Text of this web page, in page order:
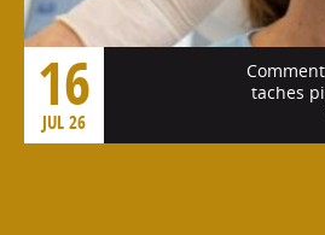
16
JUL 26
taches